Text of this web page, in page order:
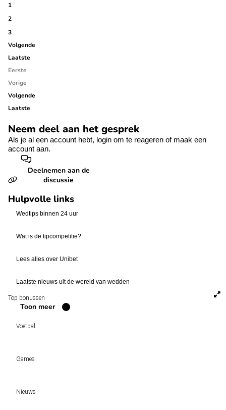
1
2
3
Volgende
Laatste
Eerste
Vorige
Volgende
Laatste
Neem deel aan het gesprek
Als je al een account hebt, login om te reageren of maak een
account aan.
Deelnemen aan de
discussie
Hulpvolle links
Wedtips binnen 24 uur
Wat is de tipcompetitie?
Lees alles over Unibet
Laatste nieuws uit de wereld van wedden
Top bonussen
Toon meer
Voetbal
Wedtips
Games
VW-Tientje
Nieuws